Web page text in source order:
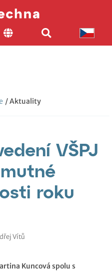
/ Aktuality
VŠPJ
roku
Vítů
Kuncová spolu s